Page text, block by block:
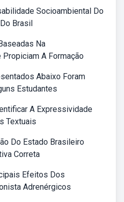
Socioambiental Do
Brasil
Na
A Formação
Abaixo Foram
Estudantes
A Expressividade
Textuais
Do Estado Brasileiro
Correta
Efeitos Dos
Adrenérgicos